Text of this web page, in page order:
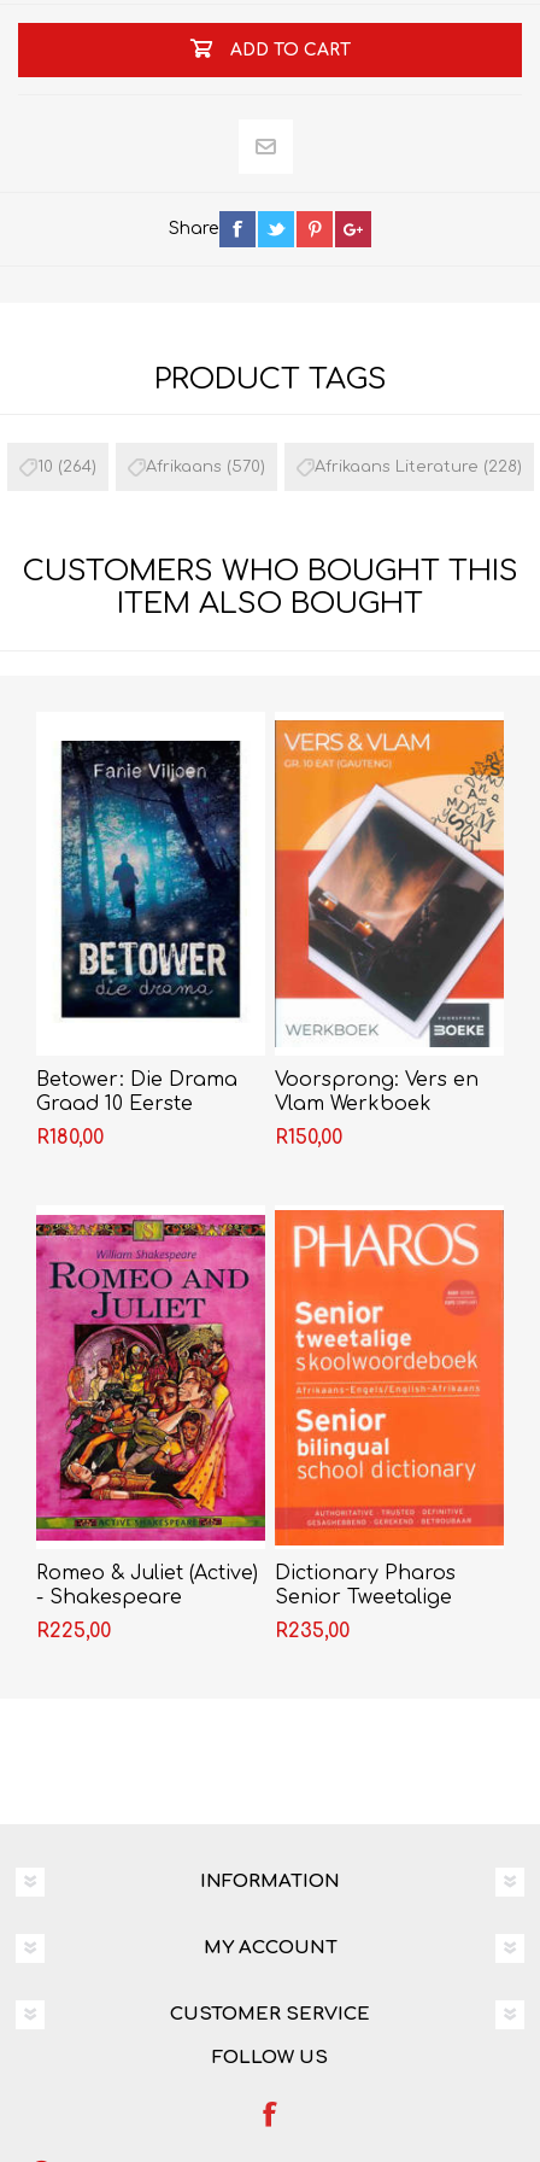
ADD TO CART
Share
PRODUCT TAGS
10 (264) Afrikaans (570) Afrikaans Literature (228)
CUSTOMERS WHO BOUGHT THIS
ITEM ALSO BOUGHT
Betower: Die Drama
Graad 10 Eerste
Addisionele Taal
R180,00
Voorsprong: Vers en
Vlam Werkboek
R150,00
Romeo & Juliet (Active)
- Shakespeare
R225,00
Dictionary Pharos
Senior Tweetalige
Woordeboek
R235,00
INFORMATION
MY ACCOUNT
CUSTOMER SERVICE
FOLLOW US